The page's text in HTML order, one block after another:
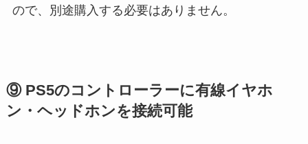
ので、別途購入する必要はありません。
⑨ PS5のコントローラーに有線イヤホ
ン・ヘッドホンを接続可能